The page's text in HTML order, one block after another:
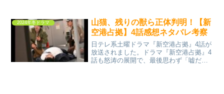
しました。果たして黒幕・山猫の正体は
誰なんでしょうか。そこ...
2024年冬ドラマ
山猫、残りの獣ら正体判明！【新
空港占拠】4話感想ネタバレ考察
日テレ系土曜ドラマ『新空港占拠』4話が
放送されました。ドラマ『新空港占拠』4
話も怒涛の展開で、最後思わず「嘘だ